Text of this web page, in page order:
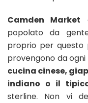
Camden Market
popolato da
proprio per questo
provengono da
cucina cinese,
indiano o il
sterline. Non vi